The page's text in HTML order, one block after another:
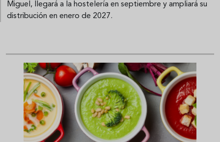
Miguel, llegará a la hostelería en septiembre y ampliará su
distribución en enero de 2027.